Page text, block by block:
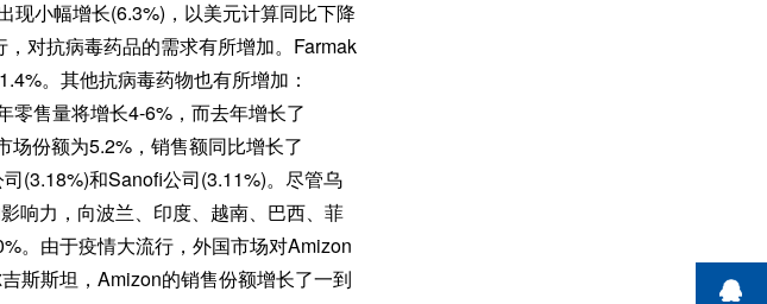
现小幅增长(6.3%)，以美元计算同比下降
对抗病毒药品的需求有所增加。Farmak
。其他抗病毒药物也有所增加：
零售量将增长4-6%，而去年增长了
场份额为5.2%，销售额同比增长了
(3.18%)和Sanofi公司(3.11%)。尽管乌
响力，向波兰、印度、越南、巴西、菲
。由于疫情大流行，外国市场对Amizon
斯斯坦，Amizon的销售份额增长了一到